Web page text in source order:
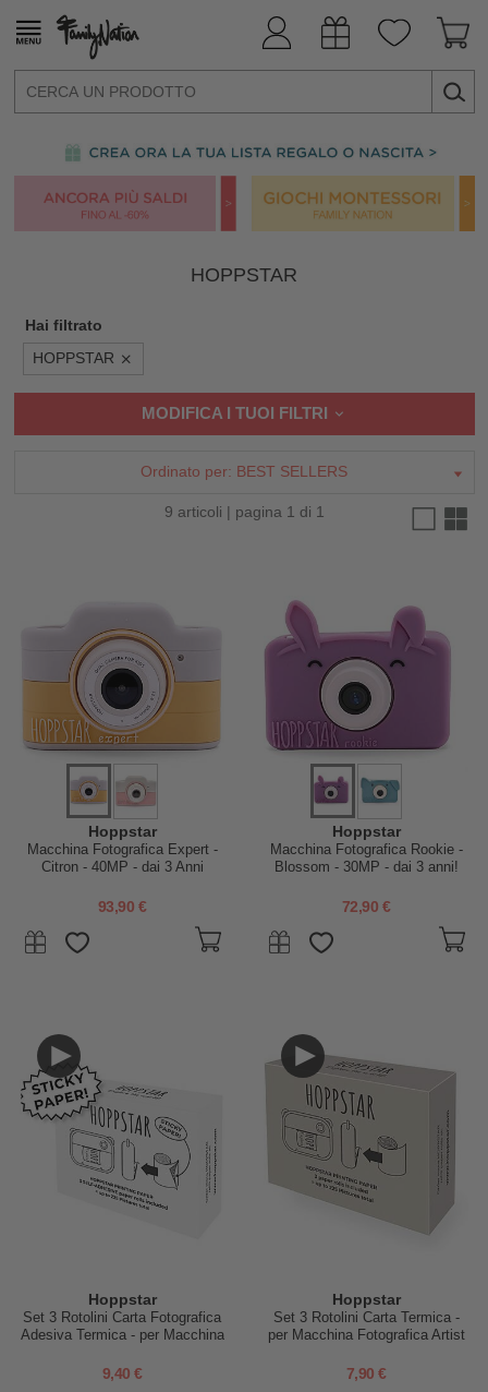
HOPPSTAR
Hai filtrato
HOPPSTAR
MODIFICA I TUOI FILTRI
Ordinato per: BEST SELLERS
9 articoli | pagina 1 di 1
Hoppstar
Macchina Fotografica Expert -
Citron - 40MP - dai 3 Anni
93,90 €
Hoppstar
Macchina Fotografica Rookie -
Blossom - 30MP - dai 3 anni!
72,90 €
Hoppstar
Set 3 Rotolini Carta Fotografica
Adesiva Termica - per Macchina
9,40 €
Hoppstar
Set 3 Rotolini Carta Termica -
per Macchina Fotografica Artist
7,90 €